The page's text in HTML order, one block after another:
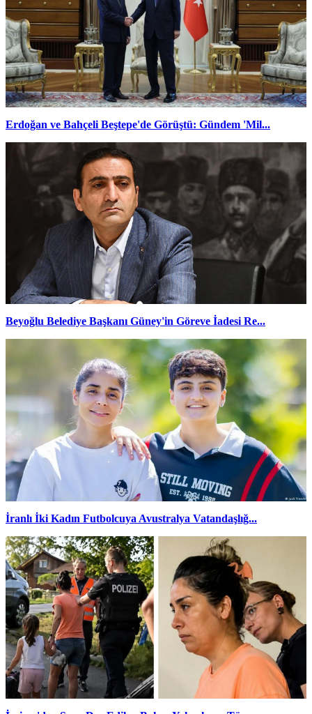
Erdoğan ve Bahçeli Beştepe'de Görüştü: Gündem 'Mil...
Beyoğlu Belediye Başkanı Güney'in Göreve İadesi Re...
İranlı İki Kadın Futbolcuya Avustralya Vatandaşlığ...